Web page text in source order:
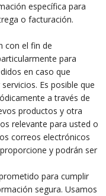
específica para
o facturación.
con el fin de
para
en caso que
Es posible que
a través de
productos y otra
relevante para usted o
correos electrónicos
y podrán ser
para cumplir
segura. Usamos